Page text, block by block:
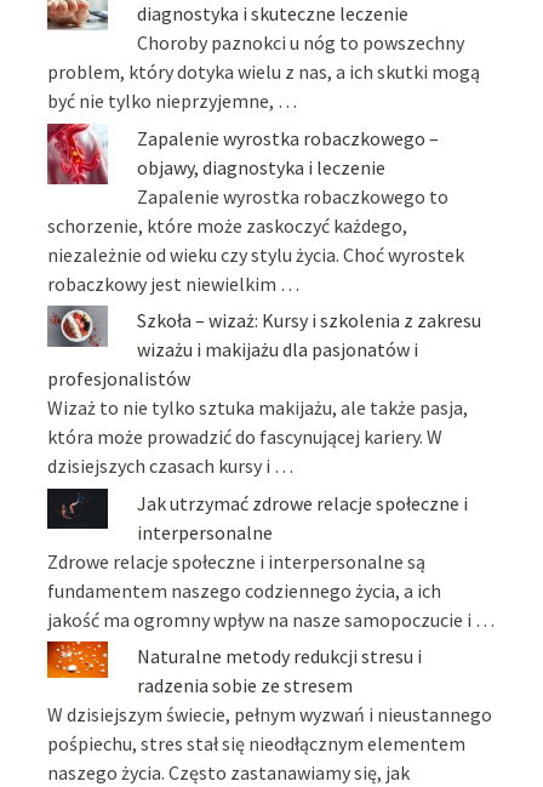
diagnostyka i skuteczne leczenie
Choroby paznokci u nóg to powszechny
problem, który dotyka wielu z nas, a ich skutki mogą
być nie tylko nieprzyjemne, …
Zapalenie wyrostka robaczkowego –
objawy, diagnostyka i leczenie
Zapalenie wyrostka robaczkowego to
schorzenie, które może zaskoczyć każdego,
niezależnie od wieku czy stylu życia. Choć wyrostek
robaczkowy jest niewielkim …
Szkoła – wizaż: Kursy i szkolenia z zakresu
wizażu i makijażu dla pasjonatów i
profesjonalistów
Wizaż to nie tylko sztuka makijażu, ale także pasja,
która może prowadzić do fascynującej kariery. W
dzisiejszych czasach kursy i …
Jak utrzymać zdrowe relacje społeczne i
interpersonalne
Zdrowe relacje społeczne i interpersonalne są
fundamentem naszego codziennego życia, a ich
jakość ma ogromny wpływ na nasze samopoczucie i …
Naturalne metody redukcji stresu i
radzenia sobie ze stresem
W dzisiejszym świecie, pełnym wyzwań i nieustannego
pośpiechu, stres stał się nieodłącznym elementem
naszego życia. Często zastanawiamy się, jak